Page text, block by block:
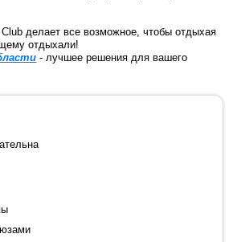
делает все возможное, чтобы отдыхая
отдыхали!
- лучшее решения для вашего